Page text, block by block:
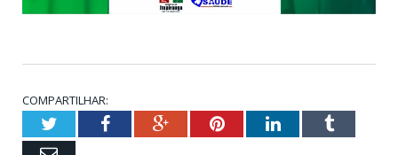
COMPARTILHAR:
TwitterFacebookGoogle+PinterestLinkedInTumblr